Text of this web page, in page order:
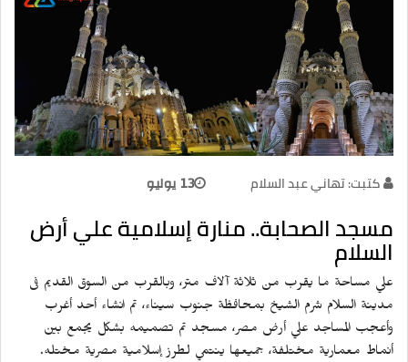
كتبت: تهاني عبد السلام 13 يوليو
مسجد الصحابة.. منارة إسلامية علي أرض
السلام
علي مساحة ما يقرب من ثلاثة آلاف متر، وبالقرب من السوق القديم فى
مدينة السلام شرم الشيخ بمحافظة جنوب سيناء، تم انشاء أحد أغرب
وأعجب المساجد علي أرض مصر، مسجد تم تصميمه بشكل يجمع بين
أنماط معمارية مختلفة، جميعها ينتمي لطرز إسلامية مصرية مختله.